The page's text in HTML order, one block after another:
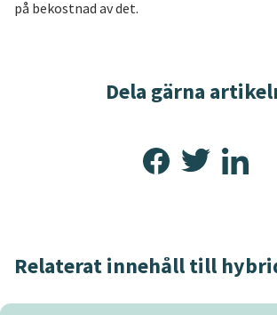
på bekostnad av det.
Dela gärna
Relaterat innehåll till